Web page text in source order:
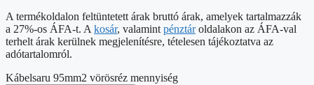
A termékoldalon feltüntetett árak bruttó árak, amelyek tartalmazzák
a 27%-os ÁFA-t. Akosár, valamintpénztároldalakon az ÁFA-val
terhelt árak kerülnek megjelenítésre, tételesen tájékoztatva az
adótartalomról.
Kábelsaru 95mm2 vörösréz mennyiség